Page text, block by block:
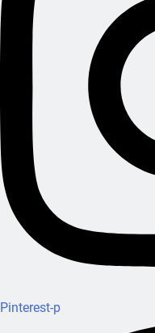
Pinterest-p